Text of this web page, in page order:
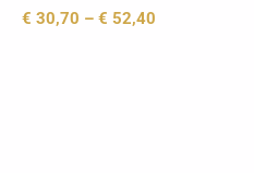
€ 30,70 – € 52,40